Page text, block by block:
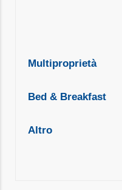
Multiproprietà
Bed & Breakfast
Altro